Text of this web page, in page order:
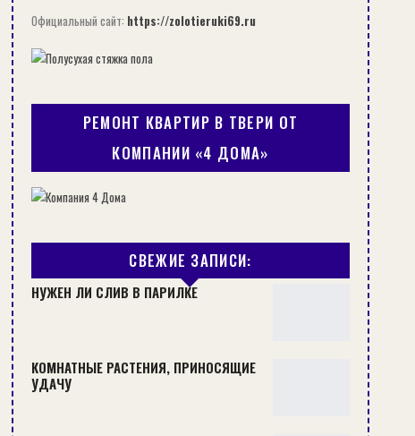
Официальный сайт: https://zolotieruki69.ru
РЕМОНТ КВАРТИР В ТВЕРИ ОТ
КОМПАНИИ «4 ДОМА»
СВЕЖИЕ ЗАПИСИ:
НУЖЕН ЛИ СЛИВ В ПАРИЛКЕ
КОМНАТНЫЕ РАСТЕНИЯ, ПРИНОСЯЩИЕ
УДАЧУ